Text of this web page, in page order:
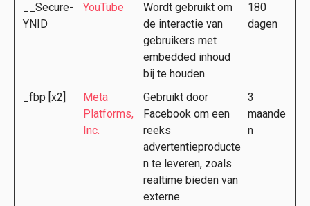
__Secure-
YNID
YouTube
Wordt gebruikt om
de interactie van
gebruikers met
embedded inhoud
bij te houden.
180
dagen
_fbp [x2]
Meta
Platforms,
Inc.
Gebruikt door
Facebook om een
reeks
advertentieproducte
n te leveren, zoals
realtime bieden van
externe
3
maande
n